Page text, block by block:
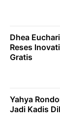
Dhea
Reses
Gratis
Yahya
Jadi Kadis